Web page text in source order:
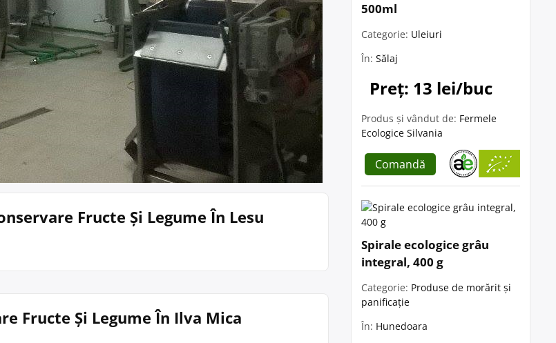
Fructe Și Legume În Lesu
Fructe Și Legume În Ilva Mica
500ml
Categorie: Uleiuri
În: Sălaj
Preț: 13 lei/buc
Produs și vândut de: Fermele
Ecologice Silvania
Comandă
Spirale ecologice grâu
integral, 400 g
Categorie: Produse de morărit și
panificație
În: Hunedoara